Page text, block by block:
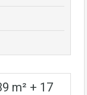
m² + 17